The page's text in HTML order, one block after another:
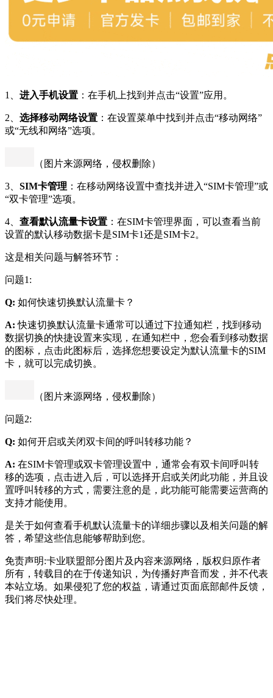
1、 进入手机设置 ：在手机上找到并点击“设置”应用。
2、 选择移动网络设置 ：在设置菜单中找到并点击“移动网络”
或“无线和网络”选项。
（图片来源网络，侵权删除）
3、 SIM卡管理 ：在移动网络设置中查找并进入“SIM卡管理”或
“双卡管理”选项。
4、 查看默认流量卡设置 ：在SIM卡管理界面，可以查看当前
设置的默认移动数据卡是SIM卡1还是SIM卡2。
这是相关问题与解答环节：
问题1:
Q: 如何快速切换默认流量卡？
A: 快速切换默认流量卡通常可以通过下拉通知栏，找到移动
数据切换的快捷设置来实现，在通知栏中，您会看到移动数据
的图标，点击此图标后，选择您想要设定为默认流量卡的SIM
卡，就可以完成切换。
（图片来源网络，侵权删除）
问题2:
Q: 如何开启或关闭双卡间的呼叫转移功能？
A: 在SIM卡管理或双卡管理设置中，通常会有双卡间呼叫转
移的选项，点击进入后，可以选择开启或关闭此功能，并且设
置呼叫转移的方式，需要注意的是，此功能可能需要运营商的
支持才能使用。
是关于如何查看手机默认流量卡的详细步骤以及相关问题的解
答，希望这些信息能够帮助到您。
免责声明:卡业联盟部分图片及内容来源网络，版权归原作者
所有，转载目的在于传递知识，为传播好声音而发，并不代表
本站立场。如果侵犯了您的权益，请通过页面底部邮件反馈，
我们将尽快处理。